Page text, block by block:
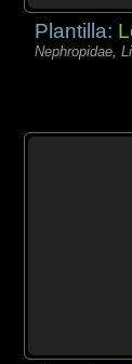
Plantilla:
Nephropidae,